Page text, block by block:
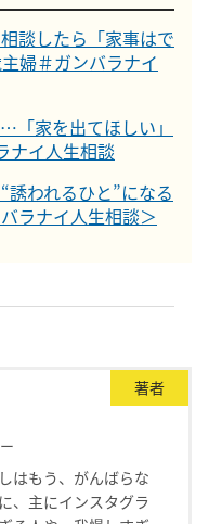
談したら「家事はで
婦＃ガンバラナイ
「家を出てほしい」
イ人生相談
誘われるひと”になる
ラナイ人生相談＞
著者
はもう、がんばらな
、主にインスタグラ